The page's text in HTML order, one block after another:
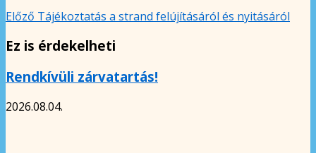
Előző Tájékoztatás a strand felújításáról és nyitásáról
Ez is érdekelheti
Rendkívüli zárvatartás!
2026.08.04.